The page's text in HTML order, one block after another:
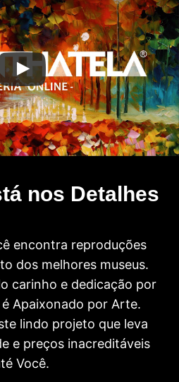
nos Detalhes
encontra reproduções
dos melhores museus.
carinho e dedicação por
Apaixonado por Arte.
lindo projeto que leva
e preços inacreditáveis
Você.